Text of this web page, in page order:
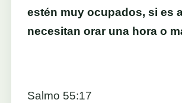
estén muy ocupados, si es
necesitan orar una hora o
Salmo 55:17